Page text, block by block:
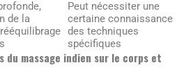
de la
Peut nécessiter une
certaine connaissance
des techniques
spécifiques
du massage indien sur le corps et